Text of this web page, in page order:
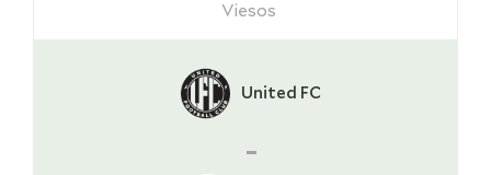
Viesos
United FC
-